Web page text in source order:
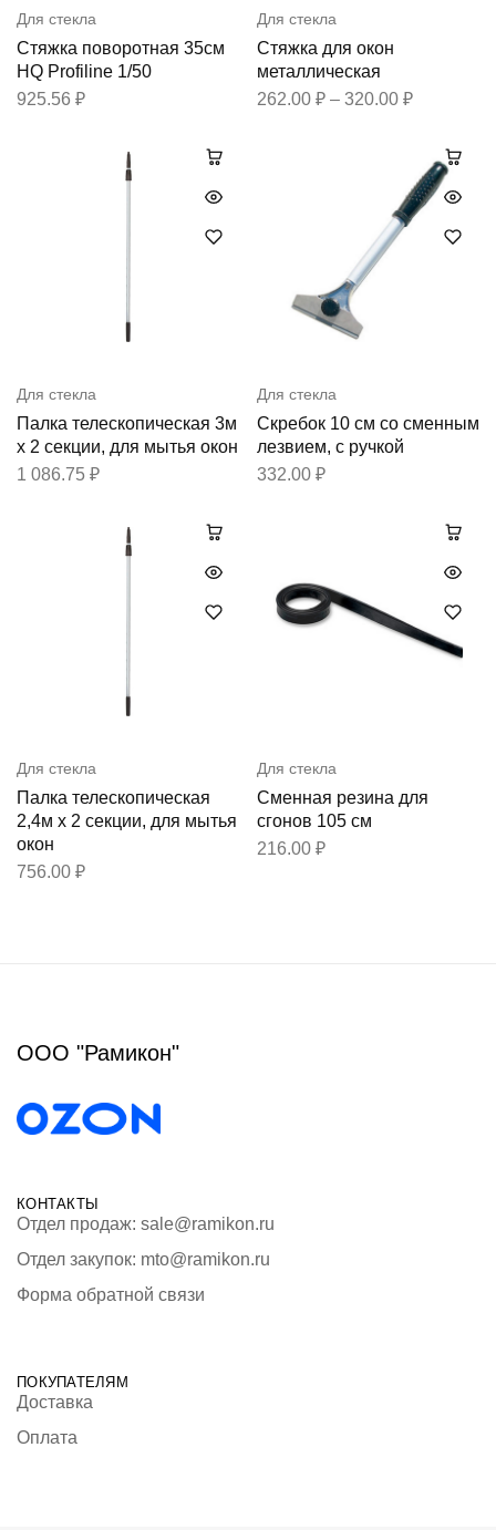
Для стекла
Стяжка поворотная 35см
HQ Profiline 1/50
925.56 ₽
Для стекла
Стяжка для окон
металлическая
262.00 ₽ – 320.00 ₽
Для стекла
Палка телескопическая 3м
х 2 секции, для мытья окон
1 086.75 ₽
Для стекла
Скребок 10 см со сменным
лезвием, с ручкой
332.00 ₽
Для стекла
Палка телескопическая
2,4м х 2 секции, для мытья
окон
756.00 ₽
Для стекла
Сменная резина для
сгонов 105 см
216.00 ₽
ООО "Рамикон"
КОНТАКТЫ
Отдел продаж: sale@ramikon.ru
Отдел закупок: mto@ramikon.ru
Форма обратной связи
ПОКУПАТЕЛЯМ
Доставка
Оплата